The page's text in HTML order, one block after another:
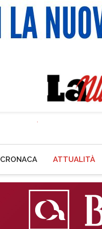
CRONACA ATTUALITÀ